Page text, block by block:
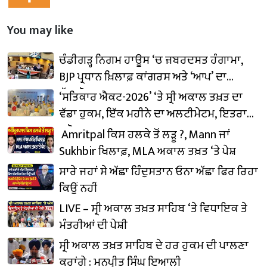
You may like
ਚੰਡੀਗੜ੍ਹ ਨਿਗਮ ਹਾਊਸ ‘ਚ ਜ਼ਬਰਦਸਤ ਹੰਗਾਮਾ,
BJP ਪ੍ਰਧਾਨ ਖ਼ਿਲਾਫ਼ ਕਾਂਗਰਸ ਅਤੇ ‘ਆਪ’ ਦਾ
ਹੱਲਾਬੋਲ
‘ਸਤਿਕਾਰ ਐਕਟ-2026’ ‘ਤੇ ਸ੍ਰੀ ਅਕਾਲ ਤਖ਼ਤ ਦਾ
ਵੱਡਾ ਹੁਕਮ, ਇੱਕ ਮਹੀਨੇ ਦਾ ਅਲਟੀਮੇਟਮ, ਇਤਰਾਜ਼
ਕਰੋ ਦੂਰ
Amritpal ਕਿਸ ਹਲਕੇ ਤੋਂ ਲੜੂ ?, Mann ਜਾਂ
Sukhbir ਖਿਲਾਫ਼, MLA ਅਕਾਲ ਤਖ਼ਤ ‘ਤੇ ਪੇਸ਼
ਸਾਰੇ ਜਹਾਂ ਸੇ ਅੱਛਾ ਹਿੰਦੁਸਤਾਨ ਓਨਾ ਅੱਛਾ ਫਿਰ ਰਿਹਾ
ਕਿਉਂ ਨਹੀਂ
LIVE – ਸ੍ਰੀ ਅਕਾਲ ਤਖ਼ਤ ਸਾਹਿਬ ‘ਤੇ ਵਿਧਾਇਕ ਤੇ
ਮੰਤਰੀਆਂ ਦੀ ਪੇਸ਼ੀ
ਸ੍ਰੀ ਅਕਾਲ ਤਖ਼ਤ ਸਾਹਿਬ ਦੇ ਹਰ ਹੁਕਮ ਦੀ ਪਾਲਣਾ
ਕਰਾਂਗੇ : ਮਨਪ੍ਰੀਤ ਸਿੰਘ ਇਆਲੀ